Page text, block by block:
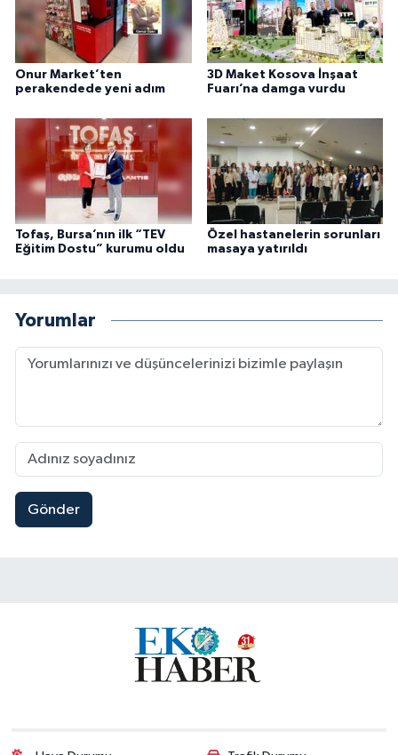
Onur Market’ten
perakendede yeni adım
3D Maket Kosova İnşaat
Fuarı’na damga vurdu
Tofaş, Bursa’nın ilk “TEV
Eğitim Dostu” kurumu oldu
Özel hastanelerin sorunları
masaya yatırıldı
Yorumlar
Gönder